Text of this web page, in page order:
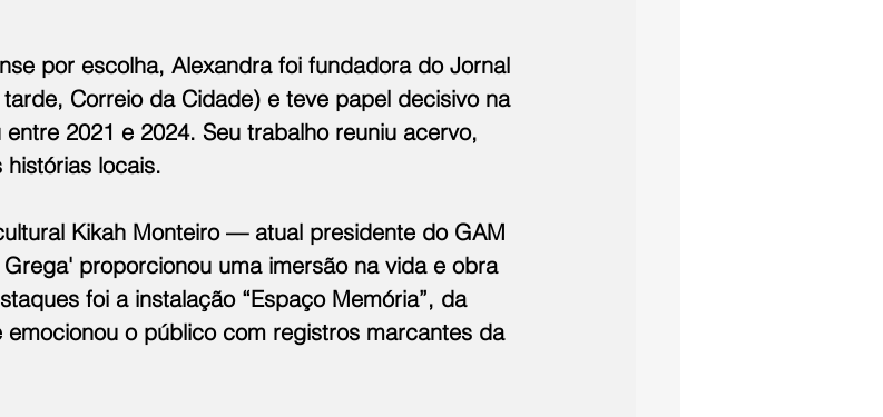
por escolha, Alexandra foi fundadora do Jornal
Correio da Cidade) e teve papel decisivo na
2021 e 2024. Seu trabalho reuniu acervo,
locais.
Kikah Monteiro — atual presidente do GAM
proporcionou uma imersão na vida e obra
foi a instalação “Espaço Memória”, da
o público com registros marcantes da